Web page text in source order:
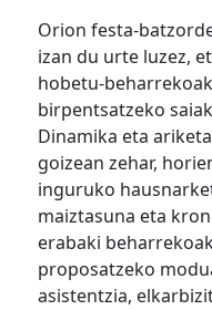
Orion festa-
izan du urte luzez,
hobetu-
birpentsatzeko
Dinamika eta
goizean zehar,
inguruko
maiztasuna eta
erabaki
proposatzeko
asistentzia,